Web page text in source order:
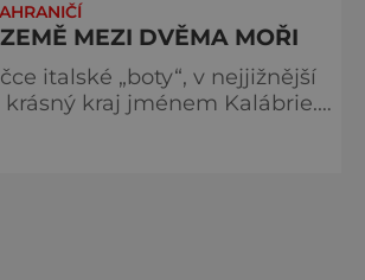
MEZI DVĚMA MOŘI
italské „boty“, v nejjižnější
kraj jménem Kalábrie.
Podél stovek kilometrů této